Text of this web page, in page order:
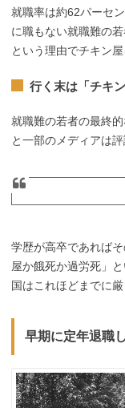
就職率は約62パーセ
に職もない就職難の
という理由でチキン屋
行く末は「チキ
就職難の若者の最終
と一部のメディアは評
学歴が高卒であれば
屋か餓死か過労死」
国はこれほどまでに
早期に定年退職